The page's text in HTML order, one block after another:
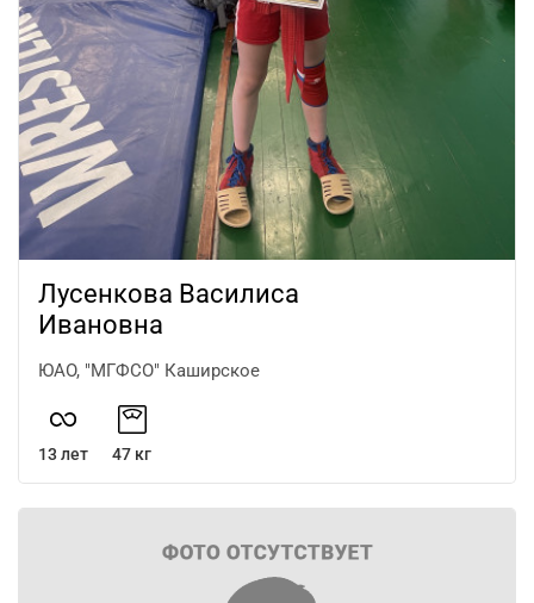
Лусенкова Василиса
Ивановна
ЮАО, "МГФСО" Каширское
13 лет 47 кг